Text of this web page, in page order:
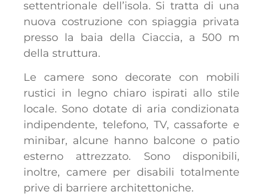
settentrionale dell’isola. Si tratta di una
nuova costruzione con spiaggia privata
presso la baia della Ciaccia, a 500 m
della struttura.
Le camere sono decorate con mobili
rustici in legno chiaro ispirati allo stile
locale. Sono dotate di aria condizionata
indipendente, telefono, TV, cassaforte e
minibar, alcune hanno balcone o patio
esterno attrezzato. Sono disponibili,
inoltre, camere per disabili totalmente
prive di barriere architettoniche.